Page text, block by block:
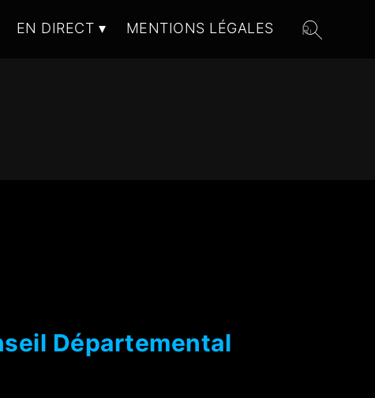
EN DIRECT MENTIONS LÉGALES
Départemental